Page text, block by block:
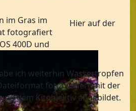
Hier auf der
ich weiterhin Wassertropfen
Dateiformat fotografiert mit der
und dem Kitobjektiv abgebildet.